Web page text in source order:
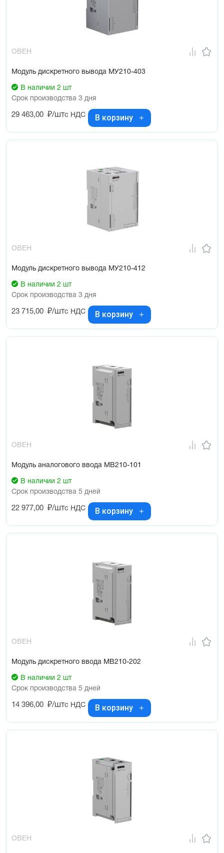
ОВЕН
Модуль дискретного вывода МУ210-403
В наличии 2 шт
Срок производства 3 дня
29 463,00 ₽/штс НДС В корзину
ОВЕН
Модуль дискретного вывода МУ210-412
В наличии 2 шт
Срок производства 3 дня
23 715,00 ₽/штс НДС В корзину
ОВЕН
Модуль аналогового ввода МВ210-101
В наличии 2 шт
Срок производства 5 дней
22 977,00 ₽/штс НДС В корзину
ОВЕН
Модуль дискретного ввода МВ210-202
В наличии 2 шт
Срок производства 5 дней
14 396,00 ₽/штс НДС В корзину
ОВЕН